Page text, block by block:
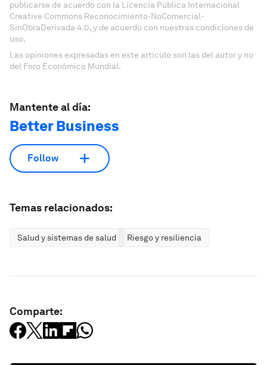
publicarse de acuerdo con la Licencia Pública Internacional
Creative Commons Reconocimiento-NoComercial-
SinObraDerivada 4.0, y de acuerdo con nuestras condiciones de
uso.
Las opiniones expresadas en este artículo son las del autor y no
del Foro Económico Mundial.
Mantente al día:
Better Business
Follow
Temas relacionados:
Salud y sistemas de salud Riesgo y resiliencia
Comparte: